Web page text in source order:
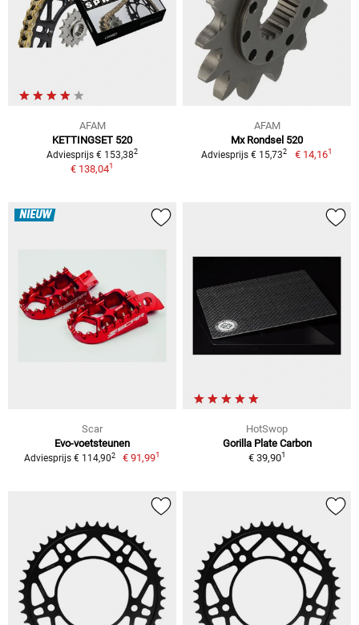
AFAM
KETTINGSET 520
Adviesprijs € 153,382
€ 138,041
AFAM
Mx Rondsel 520
Adviesprijs € 15,732 € 14,161
NIEUW
Scar
Evo-voetsteunen
Adviesprijs € 114,902 € 91,991
HotSwop
Gorilla Plate Carbon
€ 39,901